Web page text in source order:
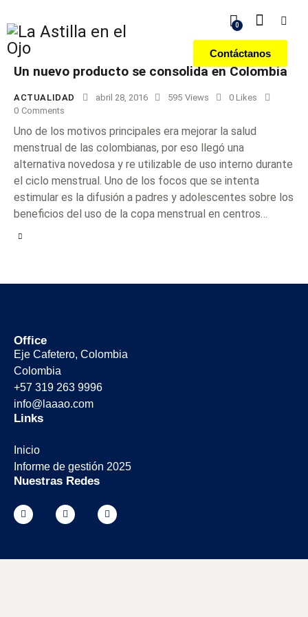
0
Contáctanos
Un nuevo producto se consolida en Colombia
ACTUALIDAD abril 28, 2016 595 Views 0 Likes
0 Comments
Uno de los motivos principales era mejorar la salud
menstrual de las colombianas, por eso llegó una
alternativa novedosa y re utilizable de uso interno durante
el ciclo menstrual. Uno de los focos que se intenta
estimular es la difusión a padres y adolescentes sobre los
beneficios del uso de la copa menstrual en centros…
Office
Eje Cafetero, Colombia
Colombia
+57 319 263 9996
info@laaao.com
Links
Inicio
Informe de gestión 2025
Nuestras Redes